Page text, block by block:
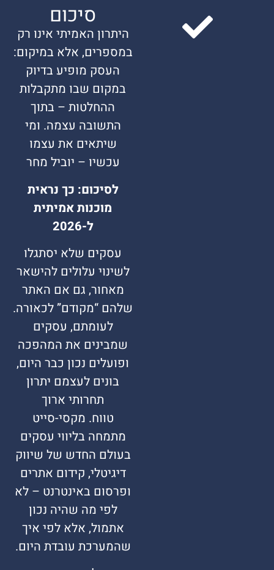
סיכום
היתרון האמיתי אינו רק
במספרים, אלא במיקום:
העסק מופיע בדיוק
במקום שבו מתקבלות
ההחלטות – בתוך
התשובה עצמה. ומי
שיתאים את עצמו
עכשיו – יוביל מחר
לסיכום: כך נראית
מוכנות אמיתית
ל-2026
עסקים שלא יסתגלו
לשינוי עלולים להישאר
מאחור, גם אם האתר
שלהם “מקודם” לכאורה.
לעומתם, עסקים
שמבינים את המהפכה
ופועלים נכון כבר היום,
בונים לעצמם יתרון
תחרותי ארוך
טווח. מקסי-סייט
מתמחה בליווי עסקים
בעולם החדש של שיווק
דיגיטלי, קידום אתרים
ופרסום באינטרנט – לא
לפי מה שהיה נכון
אתמול, אלא לפי איך
שהמערכת עובדת היום.